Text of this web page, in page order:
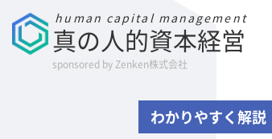
human capital management
真の人的資本経営
sponsored by Zenken株式会社
わかりやすく解説